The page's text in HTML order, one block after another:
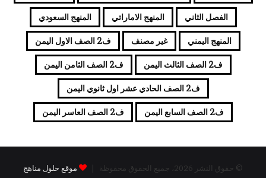
الفصل الثاني المنهج الاماراتي المنهج السعودي
المنهج اليمني غير مصنف ف2 الصف الاول اليمن
ف2 الصف الثالث اليمن ف2 الصف الثامن اليمن
ف2 الصف الحادي عشر اول ثانوي اليمن
ف2 الصف السابع اليمن ف2 الصف العاسر اليمن
© حقوق النشر 2026، جميع الحقوق محفوظة | موقع حلول مناهج